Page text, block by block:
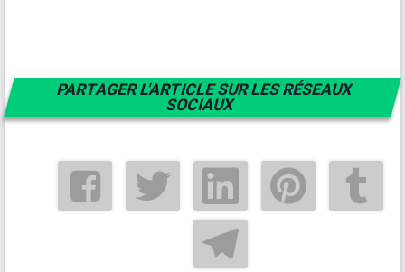
PARTAGER L'ARTICLE SUR LES RÉSEAUX
SOCIAUX